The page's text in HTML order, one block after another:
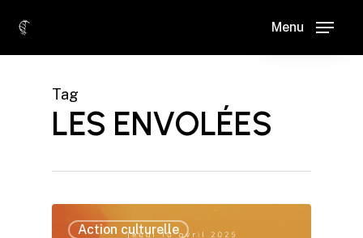
main
Menu
Tag
LES ENVOLÉES
Action culturelle
0